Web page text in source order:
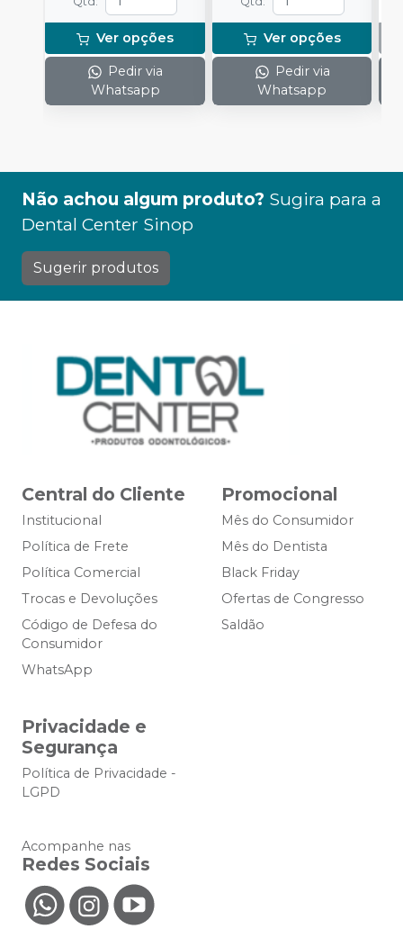
Ver opções
Pedir via
Whatsapp
Ver opções
Pedir via
Whatsapp
Não achou algum produto? Sugira para a
Dental Center Sinop
Sugerir produtos
Central do Cliente
Institucional
Política de Frete
Política Comercial
Trocas e Devoluções
Código de Defesa do
Consumidor
WhatsApp
Promocional
Mês do Consumidor
Mês do Dentista
Black Friday
Ofertas de Congresso
Saldão
Privacidade e
Segurança
Política de Privacidade -
LGPD
Acompanhe nas
Redes Sociais